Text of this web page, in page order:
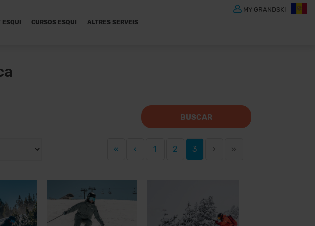
ESQUI CURSOS ESQUI ALTRES SERVEIS
MY GRANDSKI
BUSCAR
« ‹ 1 2 3 › »